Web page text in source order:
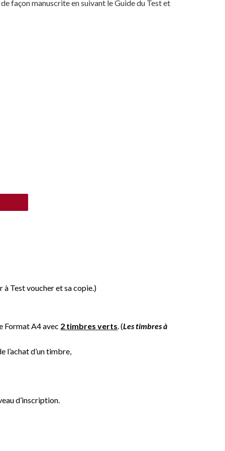
façon manuscrite en suivant le Guide du Test et
Test voucher et sa copie.)
Format A4 avec 2 timbres verts.(Les timbres à
l’achat d’un timbre,
d’inscription.